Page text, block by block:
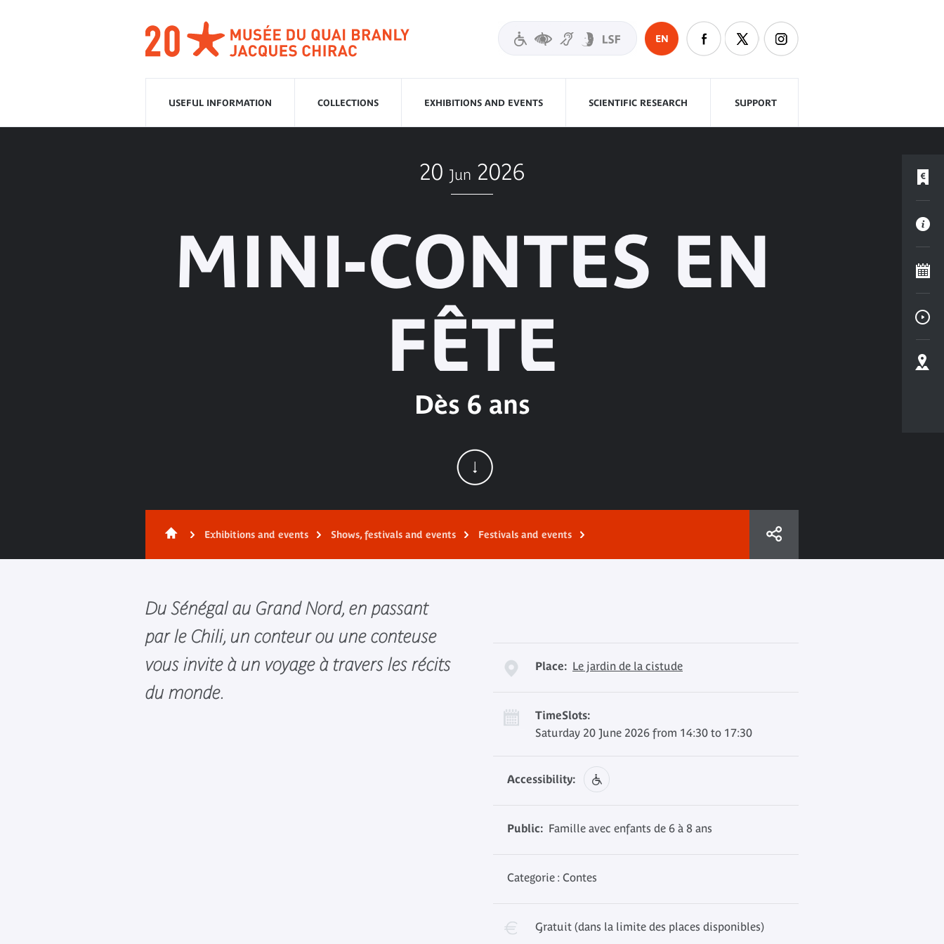
EN
USEFUL INFORMATION COLLECTIONS EXHIBITIONS AND EVENTS SCIENTIFIC RESEARCH SUPPORT
20 Jun 2026
MINI-CONTES EN
FÊTE
Dès 6 ans
Exhibitions and events Shows, festivals and events Festivals and events
Du Sénégal au Grand Nord, en passant
par le Chili, un conteur ou une conteuse
vous invite à un voyage à travers les récits
du monde.
Place: Le jardin de la cistude
TimeSlots:
Saturday 20 June 2026 from 14:30 to 17:30
Accessibility:
Public: Famille avec enfants de 6 à 8 ans
Categorie : Contes
Gratuit (dans la limite des places disponibles)